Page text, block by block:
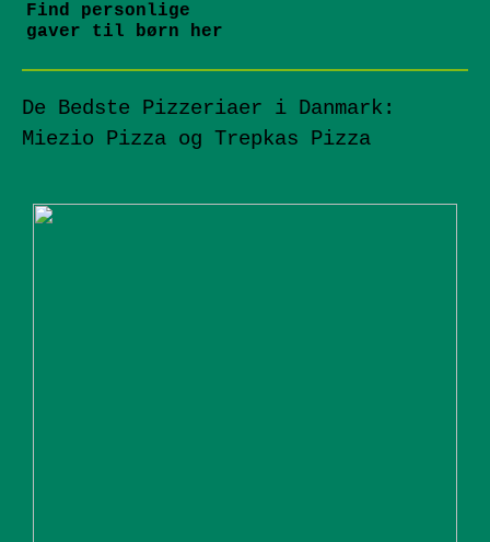
Find personlige
gaver til børn her
De Bedste Pizzeriaer i Danmark:
Miezio Pizza og Trepkas Pizza